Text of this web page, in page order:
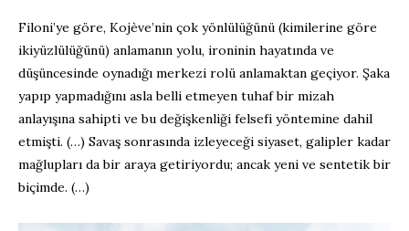
Filoni’ye göre, Kojève’nin çok yönlülüğünü (kimilerine göre
ikiyüzlülüğünü) anlamanın yolu, ironinin hayatında ve
düşüncesinde oynadığı merkezi rolü anlamaktan geçiyor. Şaka
yapıp yapmadığını asla belli etmeyen tuhaf bir mizah
anlayışına sahipti ve bu değişkenliği felsefi yöntemine dahil
etmişti. (…) Savaş sonrasında izleyeceği siyaset, galipler kadar
mağlupları da bir araya getiriyordu; ancak yeni ve sentetik bir
biçimde. (…)